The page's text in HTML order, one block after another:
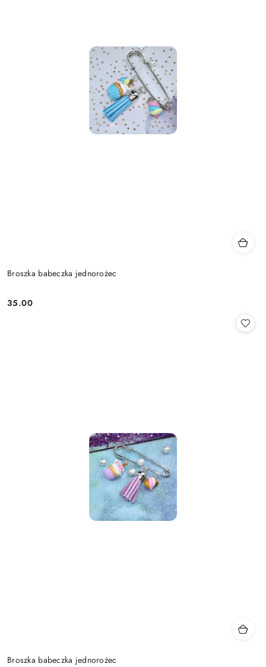
Broszka babeczka jednorożec
Cena:
35.00
Broszka babeczka jednorożec